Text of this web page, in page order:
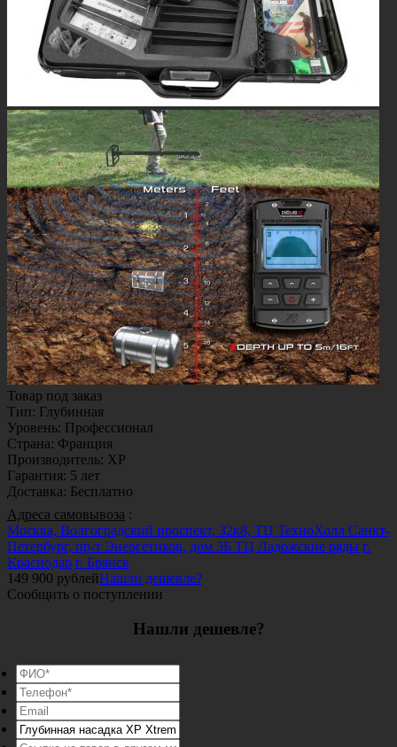
Товар под заказ
Тип: Глубинная
Уровень: Профессионал
Страна: Франция
Производитель: XP
Гарантия: 5 лет
Доставка: Бесплатно
Адреса самовывоза :
Москва, Волгоградский проспект, 32к8, ТЦ ТехноХолл Санкт-
Петербург, пр-т Энергетиков, дом 3Б ТЦ Ладожские ряды г.
Краснодар г. Брянск
149 900 рублейНашли дешевле?
Сообщить о поступлении
Нашли дешевле?